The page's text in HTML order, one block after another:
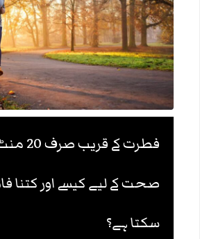
فطرت کے
صحت کے لیے کیسے اور کتنا
سکتا ہے؟